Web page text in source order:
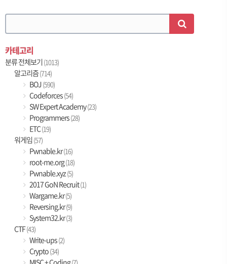
카테고리
분류 전체보기(1013)
알고리즘(714)
BOJ (590)
Codeforces(54)
SW Expert Academy(23)
Programmers(28)
ETC(19)
워게임(57)
Pwnable.kr(16)
root-me.org(18)
Pwnable.xyz(5)
2017 GoN Recruit(1)
Wargame.kr(5)
Reversing.kr(9)
System32.kr(3)
CTF(43)
Write-ups(2)
Crypto(34)